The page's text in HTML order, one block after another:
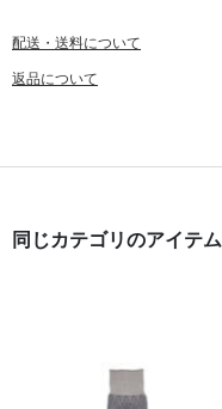
配送・送料について
返品について
同じカテゴリのアイテム